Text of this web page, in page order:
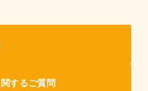
するご質問